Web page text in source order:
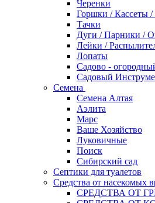
Черенки
Горшки /
Тачки
Дуги / Парники /
Лейки /
Лопаты
Садово -
Садовый
Семена
Семена Алтая
Аэлита
Марс
Ваше Хозяйство
Луковичные
Поиск
Сибирский сад
Септики для туалетов
Средства от насекомых
СPEДСТВА ОТ